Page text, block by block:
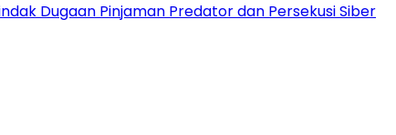
Dugaan Pinjaman Predator dan Persekusi Siber